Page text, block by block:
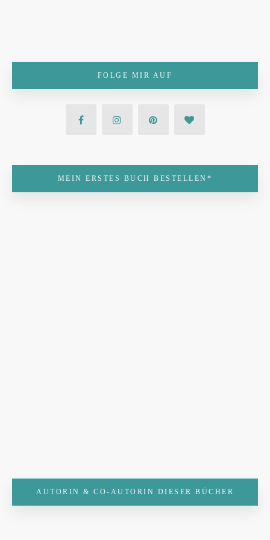
FOLGE MIR AUF
MEIN ERSTES BUCH BESTELLEN*
AUTORIN & CO-AUTORIN DIESER BÜCHER